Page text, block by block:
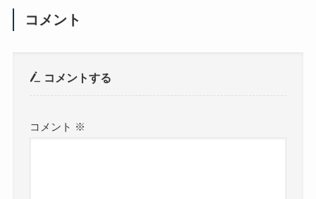
コメント
コメントする
コメント ※